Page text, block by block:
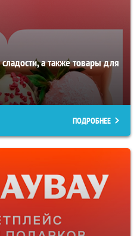
а также товары для
ПОДРОБНЕЕ